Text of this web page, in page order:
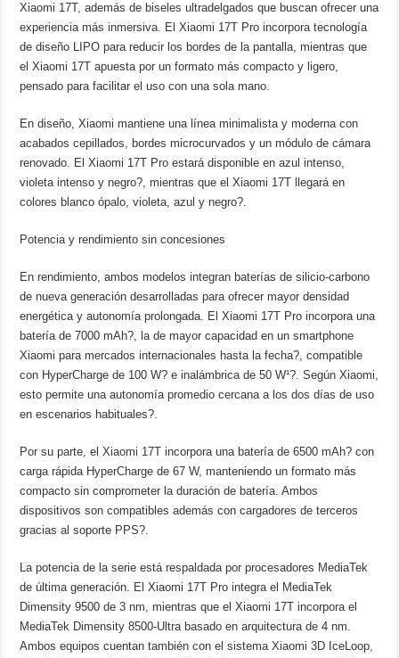
Xiaomi 17T, además de biseles ultradelgados que buscan ofrecer una
experiencia más inmersiva. El Xiaomi 17T Pro incorpora tecnología
de diseño LIPO para reducir los bordes de la pantalla, mientras que
el Xiaomi 17T apuesta por un formato más compacto y ligero,
pensado para facilitar el uso con una sola mano.
En diseño, Xiaomi mantiene una línea minimalista y moderna con
acabados cepillados, bordes microcurvados y un módulo de cámara
renovado. El Xiaomi 17T Pro estará disponible en azul intenso,
violeta intenso y negro?, mientras que el Xiaomi 17T llegará en
colores blanco ópalo, violeta, azul y negro?.
Potencia y rendimiento sin concesiones
En rendimiento, ambos modelos integran baterías de silicio-carbono
de nueva generación desarrolladas para ofrecer mayor densidad
energética y autonomía prolongada. El Xiaomi 17T Pro incorpora una
batería de 7000 mAh?, la de mayor capacidad en un smartphone
Xiaomi para mercados internacionales hasta la fecha?, compatible
con HyperCharge de 100 W? e inalámbrica de 50 W¹?. Según Xiaomi,
esto permite una autonomía promedio cercana a los dos días de uso
en escenarios habituales?.
Por su parte, el Xiaomi 17T incorpora una batería de 6500 mAh? con
carga rápida HyperCharge de 67 W, manteniendo un formato más
compacto sin comprometer la duración de batería. Ambos
dispositivos son compatibles además con cargadores de terceros
gracias al soporte PPS?.
La potencia de la serie está respaldada por procesadores MediaTek
de última generación. El Xiaomi 17T Pro integra el MediaTek
Dimensity 9500 de 3 nm, mientras que el Xiaomi 17T incorpora el
MediaTek Dimensity 8500-Ultra basado en arquitectura de 4 nm.
Ambos equipos cuentan también con el sistema Xiaomi 3D IceLoop,